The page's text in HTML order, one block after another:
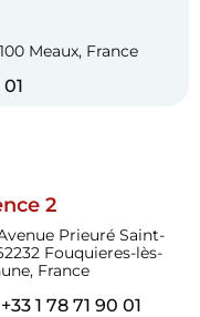
Meaux, France
2
Prieuré Saint-
Fouquieres-lès-
France
+33 1 78 71 90 01